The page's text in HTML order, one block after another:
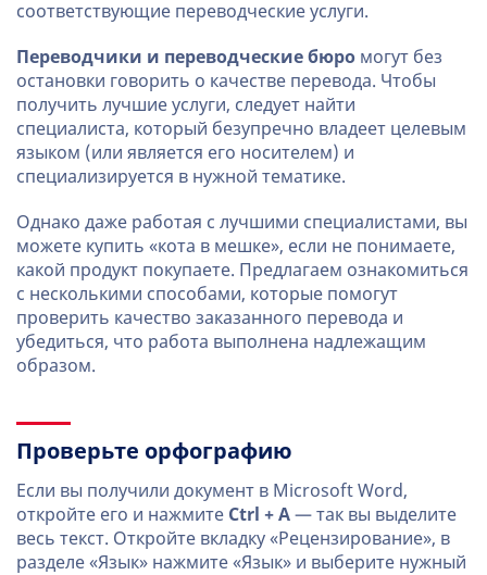
соответствующие переводческие услуги.
Переводчики и переводческие бюро могут без
остановки говорить о качестве перевода. Чтобы
получить лучшие услуги, следует найти
специалиста, который безупречно владеет целевым
языком (или является его носителем) и
специализируется в нужной тематике.
Однако даже работая с лучшими специалистами, вы
можете купить «кота в мешке», если не понимаете,
какой продукт покупаете. Предлагаем ознакомиться
с несколькими способами, которые помогут
проверить качество заказанного перевода и
убедиться, что работа выполнена надлежащим
образом.
Проверьте орфографию
Если вы получили документ в Microsoft Word,
откройте его и нажмите Ctrl + A — так вы выделите
весь текст. Откройте вкладку «Рецензирование», в
разделе «Язык» нажмите «Язык» и выберите нужный